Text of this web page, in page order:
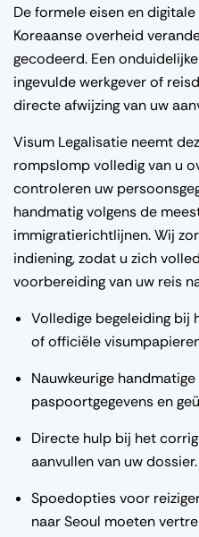
De formele eisen en
Koreaanse overheid
gecodeerd. Een
ingevulde werkgever of
directe afwijzing van uw
Visum Legalisatie neemt
rompslomp volledig van u
controleren uw
handmatig volgens de
immigratierichtlijnen. Wij
indiening, zodat u zich
voorbereiding van uw reis
Volledige begeleiding bij
of officiële
Nauwkeurige
paspoortgegevens en
Directe hulp bij het
aanvullen van uw dossier.
Spoedopties voor
naar Seoul moeten